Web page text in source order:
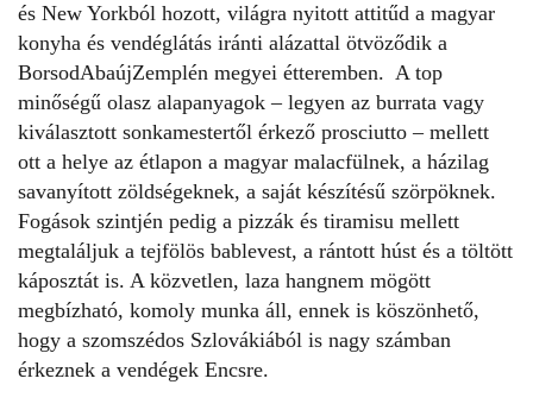
és New Yorkból hozott, világra nyitott attitűd a magyar
konyha és vendéglátás iránti alázattal ötvöződik a
Borsod­Abaúj­Zemplén megyei étteremben. A top
minőségű olasz alapanyagok – legyen az burrata vagy
kiválasztott sonkamestertől érkező prosciutto – mellett
ott a helye az étlapon a magyar malacfülnek, a házilag
savanyított zöldségeknek, a saját készítésű szörpöknek.
Fogások szintjén pedig a pizzák és tiramisu mellett
megtaláljuk a tejfölös bablevest, a rántott húst és a töltött
káposztát is. A közvetlen, laza hangnem mögött
megbízható, komoly munka áll, ennek is köszönhető,
hogy a szomszédos Szlovákiából is nagy számban
érkeznek a vendégek Encsre.